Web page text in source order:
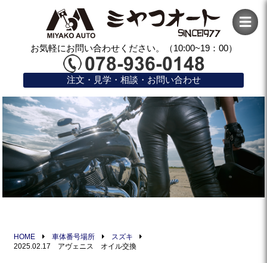
お気軽にお問い合わせください。（10:00~19：00）
注文・見学・相談・お問い合わせ
HOME 車体番号場所
スズキ
2025.02.17 アヴェニス オイル交換